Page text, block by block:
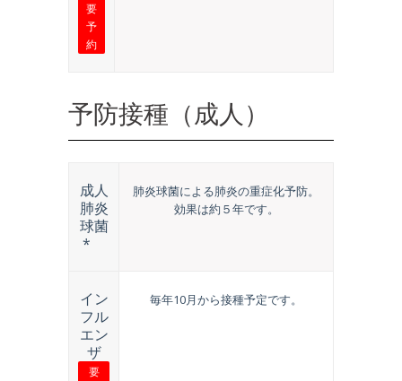
要
予
約
予防接種（成人）
成人
肺炎
球菌
*
肺炎球菌による肺炎の重症化予防。
効果は約５年です。
イン
フル
エン
ザ
要
毎年10月から接種予定です。